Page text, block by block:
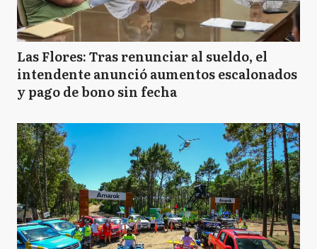
Las Flores: Tras renunciar al sueldo, el
intendente anunció aumentos escalonados
y pago de bono sin fecha